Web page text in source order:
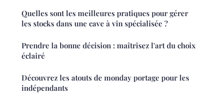
Quelles sont les meilleures pratiques pour gérer
les stocks dans une cave à vin spécialisée ?
Prendre la bonne décision : maîtrisez l'art du choix
éclairé
Découvrez les atouts de monday portage pour les
indépendants